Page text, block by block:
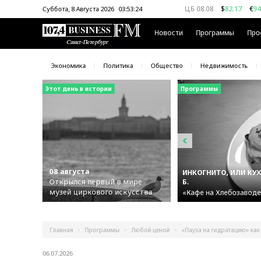
Новости Программы
Суббота, 8 Августа 2026 03:53:25 ЦБ 08.08 $82.17 €
ММВБ 08.08 $ €
Экономика Политика Общество Недвижимость
Этот день в истории
08 августа
Открылся первый в мире
музей циркового искусства
Программы
ИНКОГНИТО, ИЛИ
Б.
«Кафе на
Главная Программы Любой ценой «Пауза на гидратацию»
06.07.2026